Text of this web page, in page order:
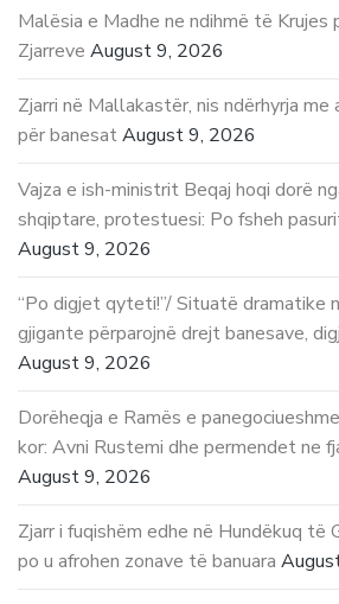
Malësia e Madhe ne ndihmë të Krujes
Zjarreve August 9, 2026
Zjarri në Mallakastër, nis ndërhyrja me
për banesatAugust 9, 2026
Vajza e ish-ministrit Beqaj hoqi dorë
shqiptare, protestuesi: Po fsheh
August 9, 2026
“Po digjet qyteti!”/ Situatë dramatike
gjigante përparojnë drejt banesave,
August 9, 2026
Dorëheqja e Ramës e
kor: Avni Rustemi dhe permendet ne
August 9, 2026
Zjarr i fuqishëm edhe në Hundëkuq të
po u afrohen zonave të banuara